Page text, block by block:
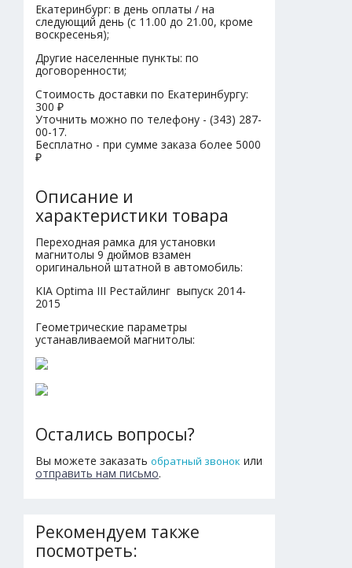
Екатеринбург: в день оплаты / на
следующий день (с 11.00 до 21.00, кроме
воскресенья);
Другие населенные пункты: по
договоренности;
Стоимость доставки по Екатеринбургу:
300 ₽
Уточнить можно по телефону - (343) 287-
00-17.
Бесплатно - при сумме заказа более 5000
₽
Описание и
характеристики товара
Переходная рамка для установки
магнитолы 9 дюймов взамен
оригинальной штатной в автомобиль:
KIA Optima III Рестайлинг выпуск 2014-
2015
Геометрические параметры
устанавливаемой магнитолы:
Остались вопросы?
Вы можете заказать обратный звонок или
отправить нам письмо.
Рекомендуем также
посмотреть: